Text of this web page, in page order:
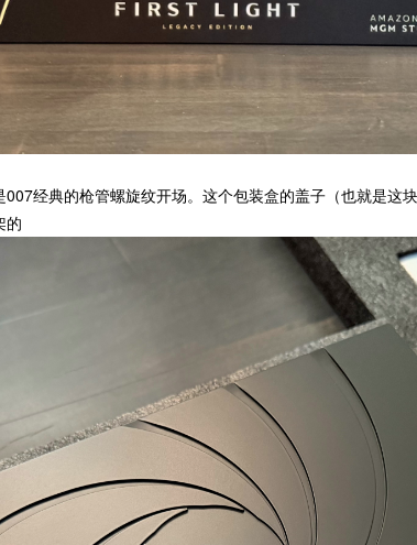
经典的枪管螺旋纹开场。这个包装盒的盖子（也就是这
的